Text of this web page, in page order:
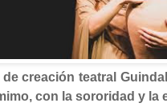
de creación teatral
con la sororidad y la